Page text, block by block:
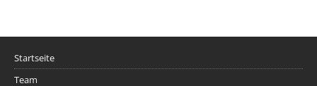
Startseite
Team